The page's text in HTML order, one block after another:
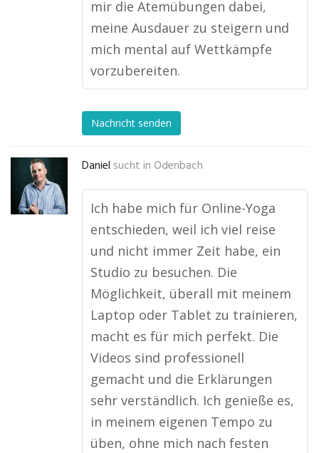
mir die Atemübungen dabei,
meine Ausdauer zu steigern und
mich mental auf Wettkämpfe
vorzubereiten.
Nachricht senden
Daniel sucht in Odenbach
Ich habe mich für Online-Yoga
entschieden, weil ich viel reise
und nicht immer Zeit habe, ein
Studio zu besuchen. Die
Möglichkeit, überall mit meinem
Laptop oder Tablet zu trainieren,
macht es für mich perfekt. Die
Videos sind professionell
gemacht und die Erklärungen
sehr verständlich. Ich genieße es,
in meinem eigenen Tempo zu
üben, ohne mich nach festen